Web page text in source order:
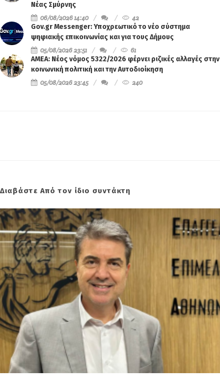
Νέας Σμύρνης
06/08/2026 14:40
42
Gov.gr Messenger: Υποχρεωτικό το νέο σύστημα
ψηφιακής επικοινωνίας και για τους Δήμους
05/08/2026 23:51
61
ΑΜΕΑ: Νέος νόμος 5322/2026 φέρνει ριζικές αλλαγές στην
κοινωνική πολιτική και την Αυτοδιοίκηση
05/08/2026 23:45
240
Διαβάστε Από τον ίδιο συντάκτη